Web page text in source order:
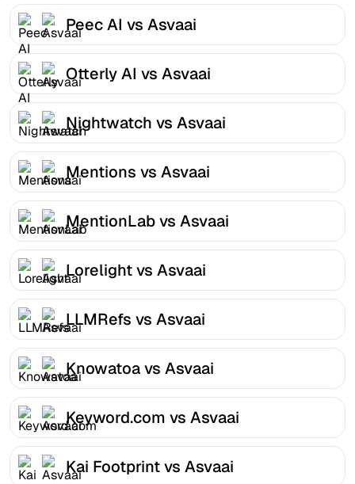
Peec AI vs Asvaai
Otterly AI vs Asvaai
Nightwatch vs Asvaai
Mentions vs Asvaai
MentionLab vs Asvaai
Lorelight vs Asvaai
LLMRefs vs Asvaai
Knowatoa vs Asvaai
Keyword.com vs Asvaai
Kai Footprint vs Asvaai